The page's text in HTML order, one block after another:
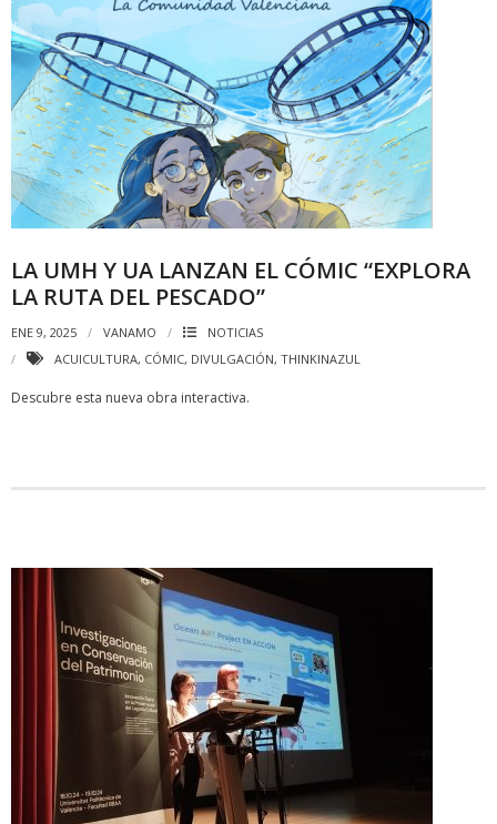
LA UMH Y UA LANZAN EL CÓMIC “EXPLORA
LA RUTA DEL PESCADO”
ENE 9, 2025 VANAMO
NOTICIAS
ACUICULTURA, CÓMIC, DIVULGACIÓN, THINKINAZUL
Descubre esta nueva obra interactiva.